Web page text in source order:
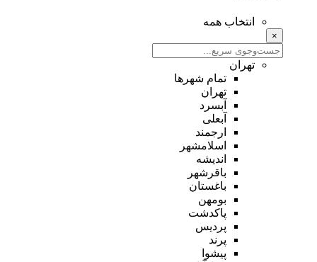
انتخاب همه
×
تهران
تمام شهر‌ها
تهران
آبسرد
آبعلی
ارجمند
اسلامشهر
اندیشه
باقرشهر
باغستان
بومهن
پاکدشت
پردیس
پرند
پیشوا